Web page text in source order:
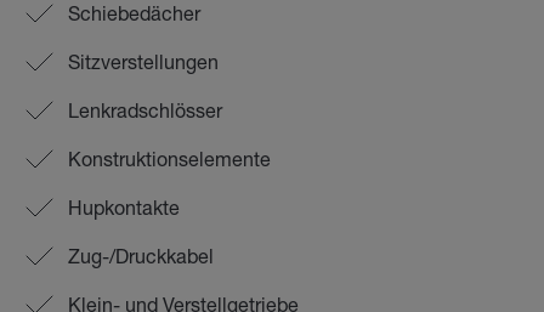
Schiebedächer
Sitzverstellungen
Lenkradschlösser
Konstruktionselemente
Hupkontakte
Zug-/Druckkabel
Klein- und Verstellgetriebe